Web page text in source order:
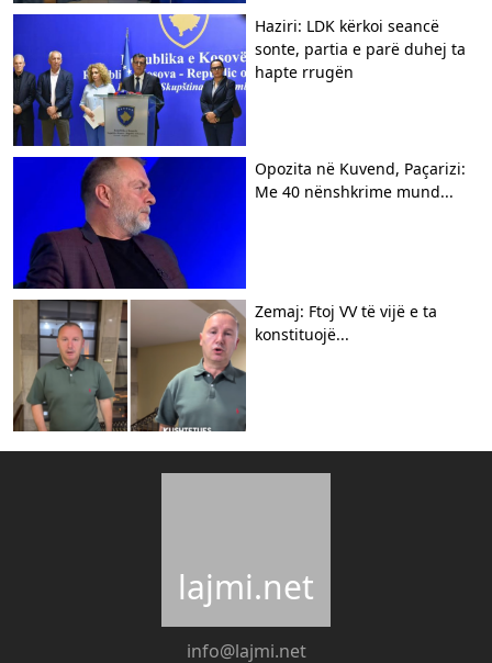
Haziri: LDK kërkoi seancë
sonte, partia e parë duhej ta
hapte rrugën
Opozita në Kuvend, Paçarizi:
Me 40 nënshkrime mund...
Zemaj: Ftoj VV të vijë e ta
konstituojë...
lajmi.net
info@lajmi.net